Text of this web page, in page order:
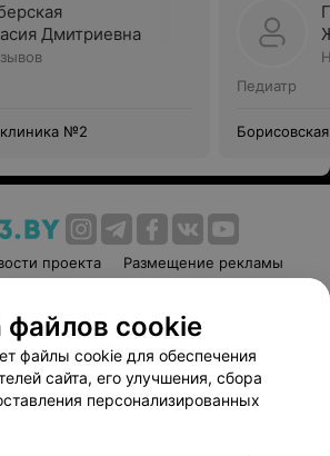
Дмитриевна
№2
Педиатр
проекта
Размещение рекламы
соглашение
Способы оплаты
Вакансии
Партнеры
руководителю 103.by
файлов cookie
файлы cookie для обеспечения
сайта, его улучшения, сбора
персонализированных